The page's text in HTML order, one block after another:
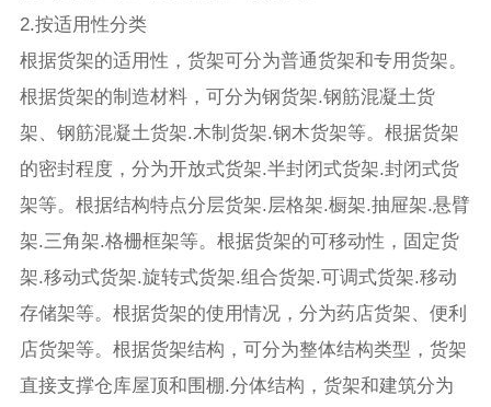
2.按适用性分类
根据货架的适用性，货架可分为普通货架和专用货架。
根据货架的制造材料，可分为钢货架.钢筋混凝土货
架、钢筋混凝土货架.木制货架.钢木货架等。根据货架
的密封程度，分为开放式货架.半封闭式货架.封闭式货
架等。根据结构特点分层货架.层格架.橱架.抽屉架.悬臂
架.三角架.格栅框架等。根据货架的可移动性，固定货
架.移动式货架.旋转式货架.组合货架.可调式货架.移动
存储架等。根据货架的使用情况，分为药店货架、便利
店货架等。根据货架结构，可分为整体结构类型，货架
直接支撑仓库屋顶和围棚.分体结构，货架和建筑分为